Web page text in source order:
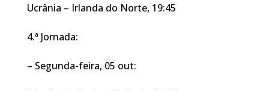
Ucrânia – Irlanda do Norte, 19:45
4.ª Jornada:
– Segunda-feira, 05 out: